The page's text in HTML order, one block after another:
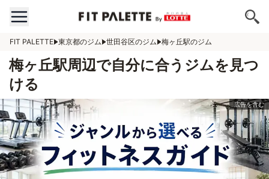
FIT PALETTE 東京都のジム 世田谷区のジム 梅ヶ丘駅のジム
梅ヶ丘駅周辺で自分に合うジムを見つ
ける